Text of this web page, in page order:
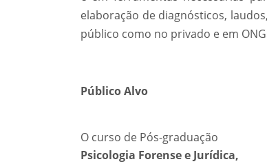
elaboração de diagnósticos,
público como no privado e em
Público Alvo
O curso de Pós-graduação
Psicologia Forense e Jurídica,